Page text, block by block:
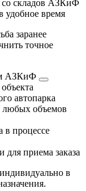
со складов АЗКиФ
удобное время
заранее
точное
АЗКиФ
автопарка
любых объемов
в процессе
для приема заказа
в